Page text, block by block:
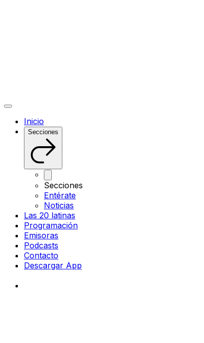
Inicio
Secciones
Secciones
Entérate
Noticias
Las 20 latinas
Programación
Emisoras
Podcasts
Contacto
Descargar App